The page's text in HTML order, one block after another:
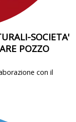
SOCIETA'
POZZO
con il